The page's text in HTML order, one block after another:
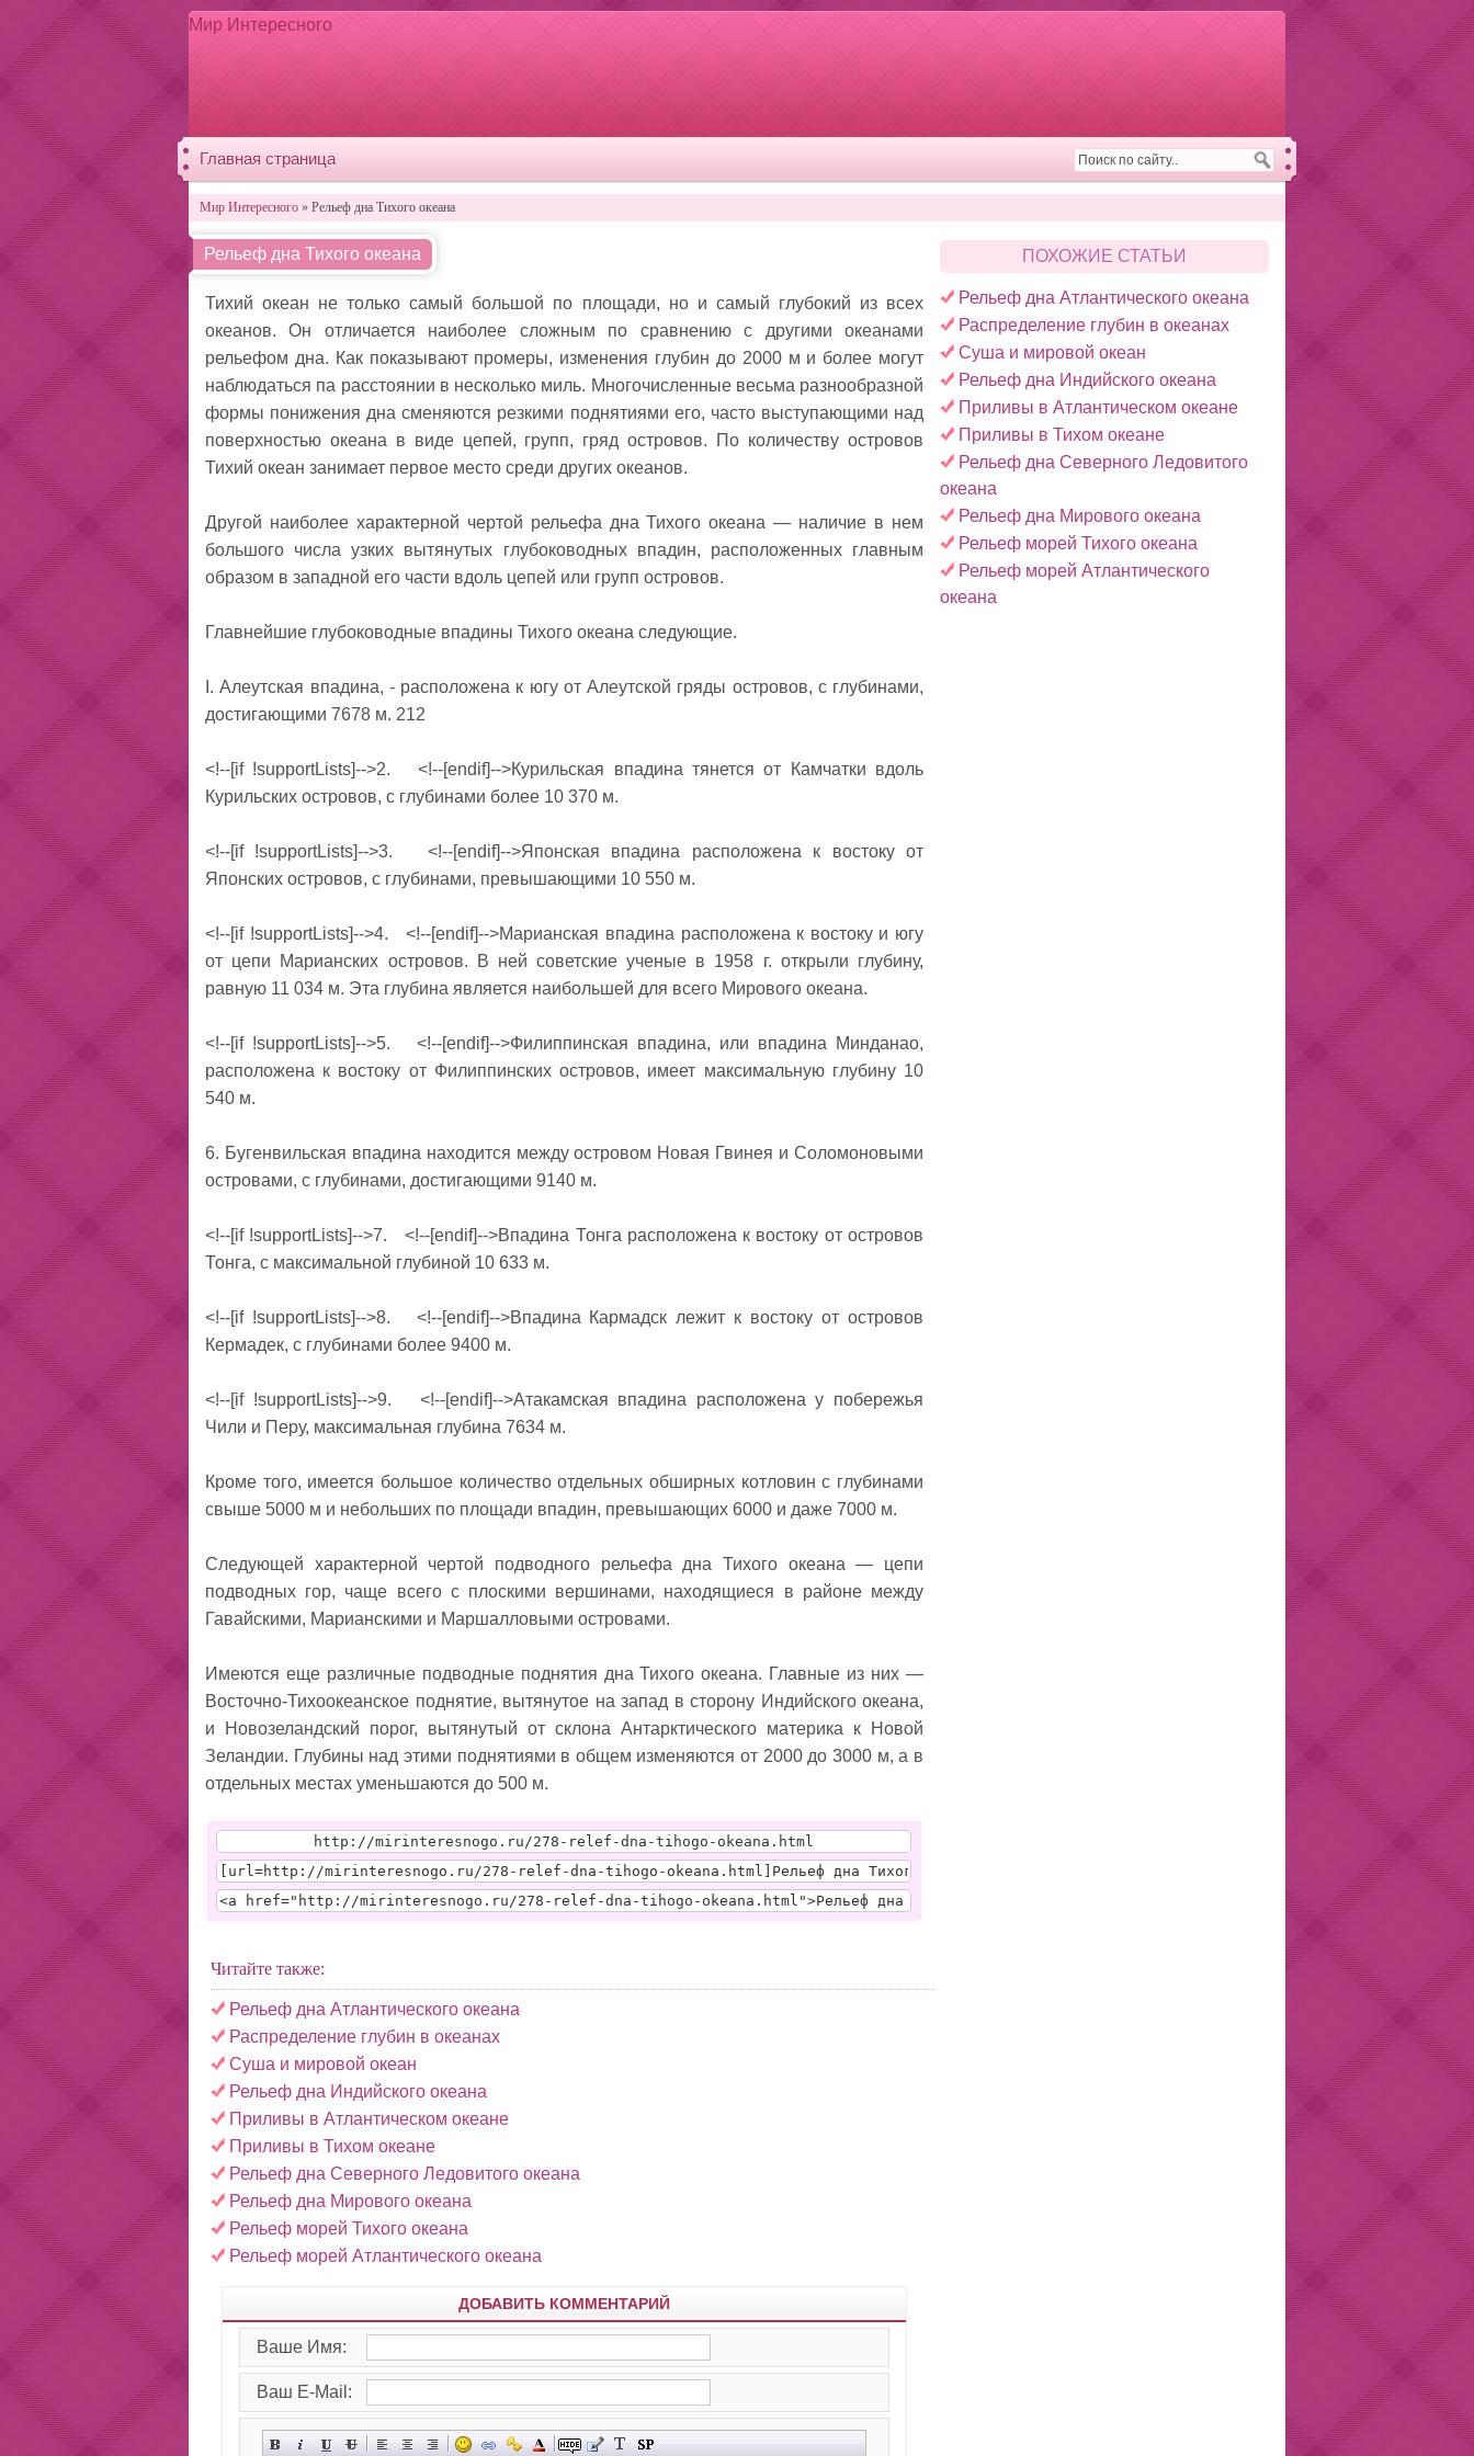
Мир Интересного
Главная страница
Мир Интересного » Рельеф дна Тихого океана
ПОХОЖИЕ СТАТЬИ
Рельеф дна Атлантического океа­на
Распределение глубин в океанах
Суша и мировой океан
Рельеф дна Индийского океана
Приливы в Атлантическом океане
Приливы в Тихом океане
Рельеф дна Северного Ледовитого
океана
Рельеф дна Мирового океана
Рельеф морей Тихого океана
Рельеф морей Атлантического
океана
Рельеф дна Тихого океана
Тихий океан не только самый большой по площади, но и самый глубокий из всех
океанов. Он отличается наиболее сложным по сравнению с другими океанами
рельефом дна. Как показывают промеры, изменения глубин до 2000 м и более мо­гут
наблюдаться па расстоянии в несколько миль. Многочислен­ные весьма разнообразной
формы понижения дна сменяются резкими поднятиями его, часто выступающими над
поверх­ностью океана в виде цепей, групп, гряд островов. По количе­ству островов
Тихий океан занимает первое место среди других океанов.
Другой наиболее характерной чертой рельефа дна Тихого океана — наличие в нем
большого числа узких вытянутых глу­боководных впадин, расположенных главным
образом в запад­ной его части вдоль цепей или групп островов.
Главнейшие глубоководные впадины Тихого океана следую­щие.
I. Алеутская впадина, - расположена к югу от Алеутской гряды островов, с глубинами,
достигающими 7678 м. 212
<!--[if !supportLists]-->2. <!--[endif]-->Курильская впадина тянется от Камчатки вдоль
Куриль­ских островов, с глубинами более 10 370 м.
<!--[if !supportLists]-->3. <!--[endif]-->Японская впадина расположена к востоку от
Японских островов, с глубинами, превышающими 10 550 м.
<!--[if !supportLists]-->4. <!--[endif]-->Марианская впадина расположена к востоку и югу
от цепи Марианских островов. В ней советские ученые в 1958 г. открыли глубину,
равную 11 034 м. Эта глубина является наи­большей для всего Мирового океана.
<!--[if !supportLists]-->5. <!--[endif]-->Филиппинская впадина, или впадина Минданао,
располо­жена к востоку от Филиппинских островов, имеет максимальную глубину 10
540 м.
6. Бугенвильская впадина находится между островом Новая Гвинея и Соломоновыми
островами, с глубинами, достигающи­ми 9140 м.
<!--[if !supportLists]-->7. <!--[endif]-->Впадина Тонга расположена к востоку от островов
Тон­га, с максимальной глубиной 10 633 м.
<!--[if !supportLists]-->8. <!--[endif]-->Впадина Кармадск лежит к востоку от островов
Кермадек, с глубинами более 9400 м.
<!--[if !supportLists]-->9. <!--[endif]-->Атакамская впадина расположена у побережья
Чили и Перу, максимальная глубина 7634 м.
Кроме того, имеется большое количество отдельных обшир­ных котловин с глубинами
свыше 5000 м и небольших по пло­щади впадин, превышающих 6000 и даже 7000 м.
Следующей характерной чертой подводного рельефа дна Ти­хого океана — цепи
подводных гор, чаще всего с плоскими вер­шинами, находящиеся в районе между
Гавайскими, Мариански­ми и Маршалловыми островами.
Имеются еще различные подводные поднятия дна Тихого океана. Главные из них —
Восточно-Тихоокеанское поднятие, вытянутое на запад в сторону Индийского океана,
и Новозе­ландский порог, вытянутый от склона Антарктического матери­ка к Новой
Зеландии. Глубины над этими поднятиями в общем изменяются от 2000 до 3000 м, а в
отдельных местах уменьша­ются до 500 м.
Читайте также:
Рельеф дна Атлантического океа­на
Распределение глубин в океанах
Суша и мировой океан
Рельеф дна Индийского океана
Приливы в Атлантическом океане
Приливы в Тихом океане
Рельеф дна Северного Ледовитого океана
Рельеф дна Мирового океана
Рельеф морей Тихого океана
Рельеф морей Атлантического океана
ДОБАВИТЬ КОММЕНТАРИЙ
Ваше Имя:
Ваш E-Mail: